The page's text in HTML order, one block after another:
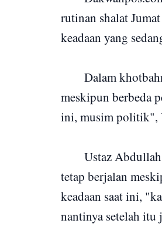
rutinan shalat
keadaan yang
Dalam
meskipun berbeda
ini, musim politik",
Ustaz
tetap berjalan
keadaan saat ini,
nantinya setelah itu